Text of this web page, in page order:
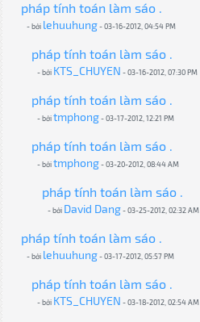
pháp tính toán làm sáo .
- bởi lehuuhung- 03-16-2012, 04:54 PM
pháp tính toán làm sáo .
- bởi KTS_CHUYEN - 03-16-2012, 07:30 PM
pháp tính toán làm sáo .
- bởitmphong- 03-17-2012, 12:21 PM
pháp tính toán làm sáo .
- bởitmphong- 03-20-2012, 08:44 AM
pháp tính toán làm sáo .
- bởi David Dang- 03-25-2012, 02:32 AM
pháp tính toán làm sáo .
- bởi lehuuhung- 03-17-2012, 05:57 PM
pháp tính toán làm sáo .
- bởi KTS_CHUYEN - 03-18-2012, 02:54 AM